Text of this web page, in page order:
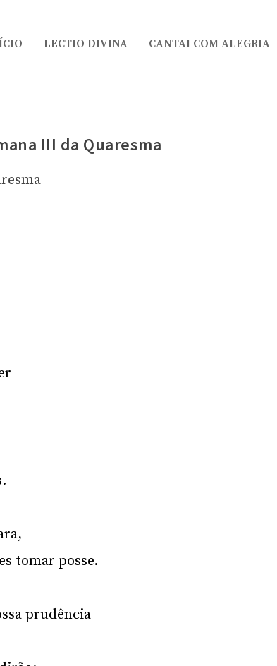
LECTIO DIVINA CANTAI COM ALEGRIA
III da Quaresma
tomar posse.
prudência